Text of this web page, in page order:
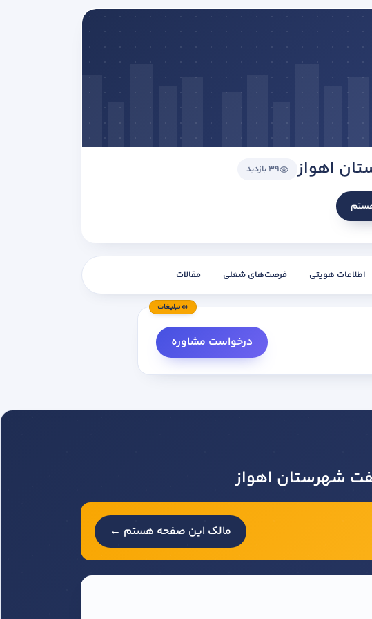
اهواز 39 بازدید
اطلاعات هویتی فرصت‌های شغلی مقالات
تبلیغات
درخواست مشاوره
شهرستان اهواز
مالک این صفحه هستم ←